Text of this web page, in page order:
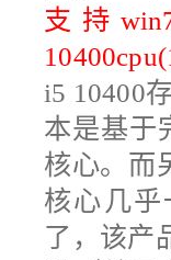
支持
i5 10400
本是基于
核心。而
核心几乎
了，该产